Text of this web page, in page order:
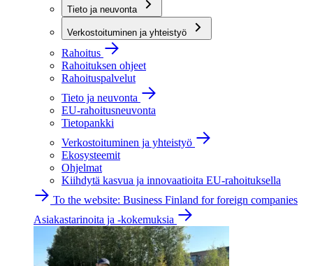
Tieto ja neuvonta
Verkostoituminen ja yhteistyö
Rahoitus
Rahoituksen ohjeet
Rahoituspalvelut
Tieto ja neuvonta
EU-rahoitusneuvonta
Tietopankki
Verkostoituminen ja yhteistyö
Ekosysteemit
Ohjelmat
Kiihdytä kasvua ja innovaatioita EU-rahoituksella
To the website: Business Finland for foreign companies
Asiakastarinoita ja -kokemuksia